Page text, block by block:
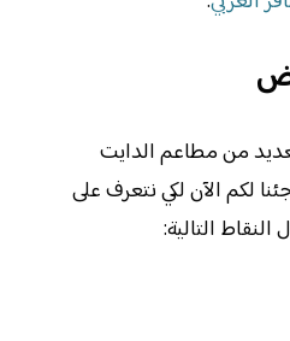
من مطاعم الدايت
لكم الآن لكي نتعرف على
التالية: